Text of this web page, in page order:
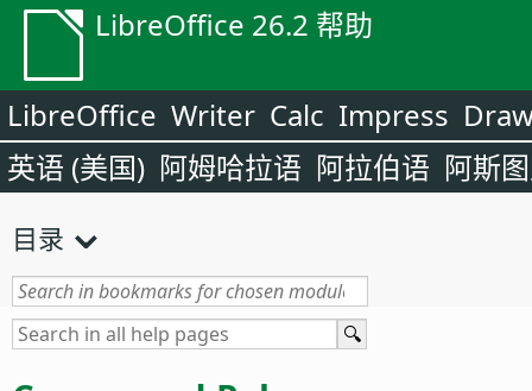
LibreOffice 26.2 帮助
LibreOffice Writer Calc Impress
英语 (美国) 阿姆哈拉语 阿拉伯语 阿斯
目录